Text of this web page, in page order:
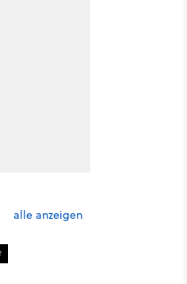
alle anzeigen